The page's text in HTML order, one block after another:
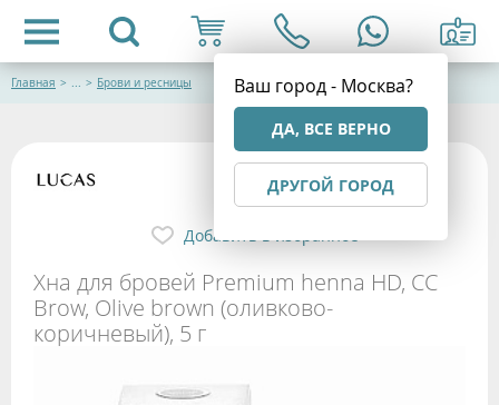
Ваш город - Москва?
ДА, ВСЕ ВЕРНО
ДРУГОЙ ГОРОД
Главная > ... > Брови и ресницы
Хна для бровей Premium henna HD, CC
Brow, Olive brown (оливково-
коричневый), 5 г
Добавить в избранное